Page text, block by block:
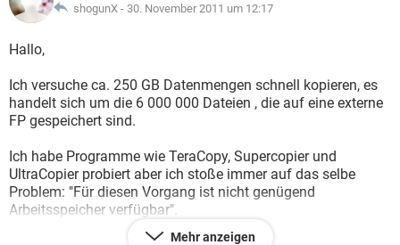
FACEBOOK HARDWARE
WHATSAPP
FACEBOOK
ANDROID IOS
FACEBOOK HARDWARE
SPIELE
ANDROID
WINDOWS 10 INSTAGRAM
WHATSAPP
shogunX - 30. November 2011 um 12:17
Hallo,
Ich versuche ca. 250 GB Datenmengen schnell kopieren, es
handelt sich um die 6 000 000 Dateien , die auf eine externe
FP gespeichert sind.
Ich habe Programme wie TeraCopy, Supercopier und
UltraCopier probiert aber ich stoße immer auf das selbe
Problem: "Für diesen Vorgang ist nicht genügend
Arbeitsspeicher verfügbar".
Ich bin langsam verzweifelt ....Hat jemand eine Lösung?
Mehr anzeigen